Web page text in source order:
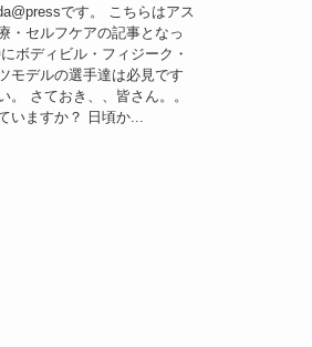
です。 こちらはアス
・セルフケアの記事となっ
ボディビル・フィジーク・
モデルの選手達は必見です
。 さておき、、皆さん。。
いますか？ 日頃か...